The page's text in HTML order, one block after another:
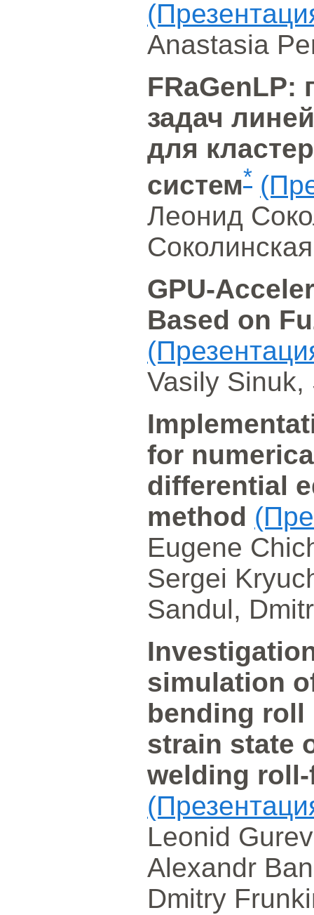
Anastasia
FRaGenLP:
задач
для
систем*
Леонид
Соколинская
GPU-
Based on
Vasily
for
differential
method
Eugene
Sergei
Sandul,
simulation
bending roll
strain state
welding
Leonid
Alexandr
Dmitry